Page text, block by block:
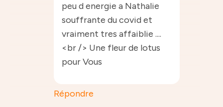
peu d energie a Nathalie
souffrante du covid et
vraiment tres affaiblie ....
<br /> Une fleur de lotus
pour Vous
Répondre